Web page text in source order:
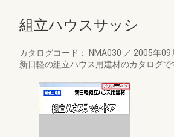
組立ハウスサッシ
カタログコード： NMA030 ／ 2005年09
新日軽の組立ハウス用建材のカタログで